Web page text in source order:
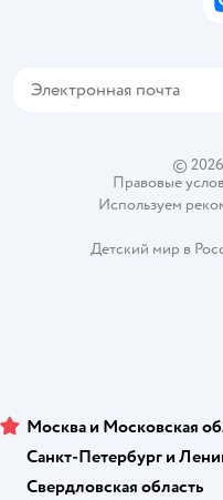
Политика
Проверка
©
Правовые
Используем
Детский мир в
Москва и Московская
Санкт-Петербург и
Свердловская область